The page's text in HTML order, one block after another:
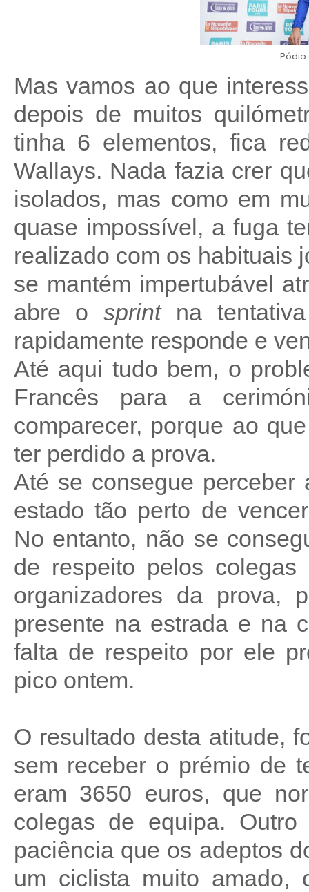
Pódio
Mas vamos ao que
depois de muitos
tinha 6 elementos, fica
Wallays. Nada fazia crer
isolados, mas como em
quase impossível, a fuga
realizado com os habituais
se mantém impertubável
abre osprintna tentativa
rapidamente responde e
Até aqui tudo bem, o
Francês para a
comparecer, porque ao
ter perdido a prova.
Até se consegue
estado tão perto de
No entanto, não se
de respeito pelos
organizadores da prova,
presente na estrada e na
falta de respeito por ele
pico ontem.
O resultado desta atitude,
sem receber o prémio de
eram 3650 euros, que
colegas de equipa.
paciência que os adeptos
um ciclista muito amado,